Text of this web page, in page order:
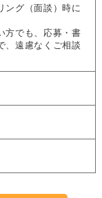
ング（面談）時に
方でも、応募・書
、遠慮なくご相談